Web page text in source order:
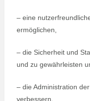
– eine
ermöglichen,
– die Sicherheit und
und zu gewährleisten
– die Administration
verbessern.